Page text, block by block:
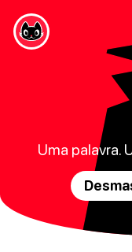
Uma palavra.